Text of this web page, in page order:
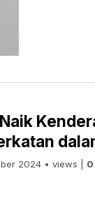
2024 • views | 0